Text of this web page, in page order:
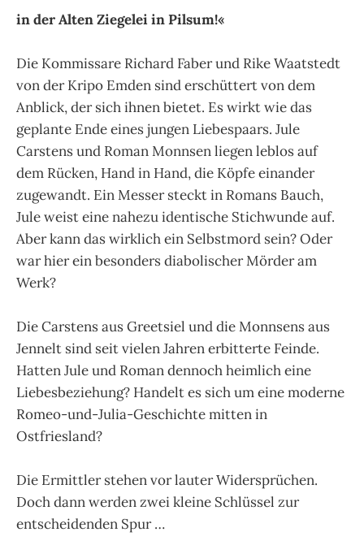
in der AltenZiegelei in Pilsum!«
Die Kommissare Richard Faber und Rike Waatstedt
von der Kripo Emden sind erschüttert von dem
Anblick, der sich ihnen bietet. Es wirkt wie das
geplante Ende eines jungen Liebespaars. Jule
Carstens und Roman Monnsenliegen leblos auf
dem Rücken, Hand in Hand, die Köpfe einander
zugewandt. Ein Messer steckt in Romans Bauch,
Jule weist eine nahezu identische Stichwunde auf.
Aber kann das wirklich ein Selbstmord sein? Oder
war hier ein besonders diabolischer Mörder am
Werk?
Die Carstens aus Greetsiel und die Monnsens aus
Jennelt sind seit vielen Jahren erbitterte Feinde.
Hatten Jule und Roman dennoch heimlich eine
Liebesbeziehung? Handelt es sich um eine moderne
Romeo-und-Julia-Geschichte mitten in
Ostfriesland?
Die Ermittler stehen vor lauter Widersprüchen.
Doch dann werden zwei kleine Schlüssel zur
entscheidenden Spur …